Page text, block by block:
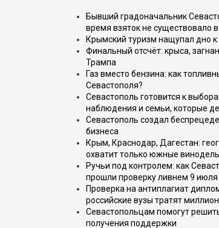
Бывший градоначальник
время взяток не существовало
Крымский туризм нащупал дно
Финальный отсчёт: крыса,
Трампа
Газ вместо бензина: как
Севастополя?
Севастополь готовится к
наблюдения и семьи, которые
Севастополь создал
бизнеса
Крым, Краснодар, Дагестан:
охватит только южные
Ручьи под контролем: как
прошли проверку ливнем 9 июля
Проверка на антиплагиат
российские вузы тратят
Севастопольцам помогут
получения поддержки